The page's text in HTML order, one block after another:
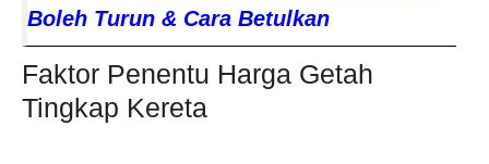
Boleh Turun & Cara Betulkan
Faktor Penentu Harga Getah
Tingkap Kereta